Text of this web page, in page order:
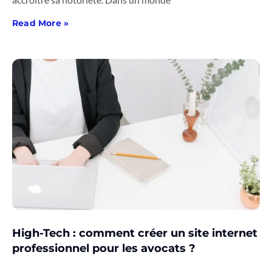
Read More »
High-Tech : comment créer un site internet
professionnel pour les avocats ?